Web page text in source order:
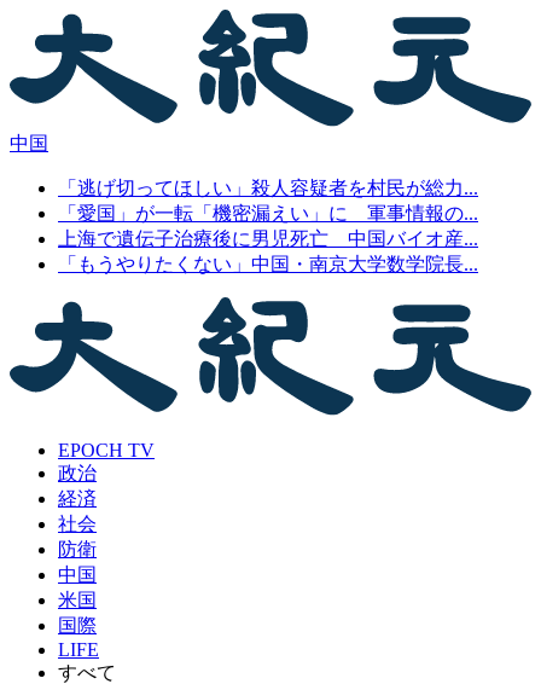
中国
「逃げ切ってほしい」殺人容疑者を村民が総力...
「愛国」が一転「機密漏えい」に 軍事情報の...
上海で遺伝子治療後に男児死亡 中国バイオ産...
「もうやりたくない」中国・南京大学数学院長...
EPOCH TV
政治
経済
社会
防衛
中国
米国
国際
LIFE
すべて